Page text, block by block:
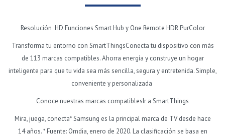
Resolución HD Funciones Smart Hub y One Remote HDR PurColor
Transforma tu entorno con SmartThingsConecta tu dispositivo con más
de 113 marcas compatibles. Ahorra energía y construye un hogar
inteligente para que tu vida sea más sencilla, segura y entretenida. Simple,
conveniente y personalizada
Conoce nuestras marcas compatiblesIr a SmartThings
Mira, juega, conecta* Samsung es la principal marca de TV desde hace
14 años. * Fuente: Omdia, enero de 2020. La clasificación se basa en